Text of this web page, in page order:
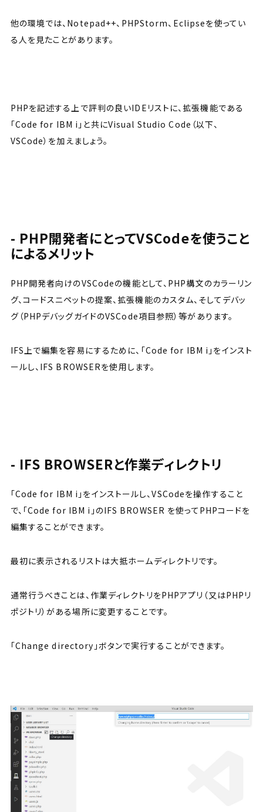
他の環境では、Notepad++、PHPStorm、Eclipseを使ってい
る人を見たことがあります。
PHPを記述する上で評判の良いIDEリストに、拡張機能である
「Code for IBM i」と共にVisual Studio Code（以下、
VSCode）を加えましょう。
PHP開発者にとってVSCodeを使うこと
によるメリット
PHP開発者向けのVSCodeの機能として、PHP構文のカラーリン
グ、コードスニペットの提案、拡張機能のカスタム、そしてデバッ
グ（PHPデバッグガイドのVSCode項目参照）等があります。
IFS上で編集を容易にするために、「Code for IBM i」をインスト
ールし、IFS BROWSERを使用します。
IFS BROWSERと作業ディレクトリ
「Code for IBM i」をインストールし、VSCodeを操作すること
で、「Code for IBM i」のIFS BROWSER を使ってPHPコードを
編集することができます。
最初に表示されるリストは大抵ホームディレクトリです。
通常行うべきことは、作業ディレクトリをPHPアプリ（又はPHPリ
ポジトリ）がある場所に変更することです。
「Change directory」ボタンで実行することができます。